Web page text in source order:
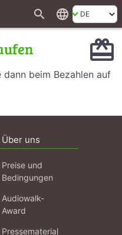
search language
redeem
beim Bezahlen auf
Über uns
Preise und
Bedingungen
Audiowalk-
Award
Pressematerial